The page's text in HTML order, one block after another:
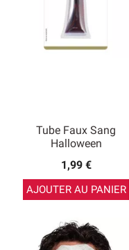
Tube Faux Sang
Halloween
1,99 €
AJOUTER AU PANIER